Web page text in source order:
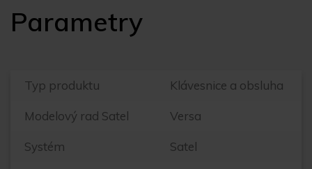
Parametry
Typ produktu Klávesnice a obsluha
Modelový rad Satel Versa
Systém Satel